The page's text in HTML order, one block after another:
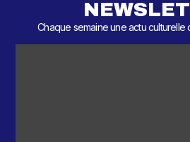
Chaque semaine une actu culturelle